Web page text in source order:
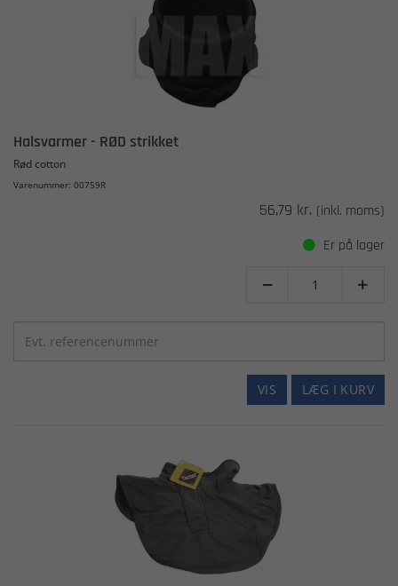
Halsvarmer - RØD strikket
Rød cotton
Varenummer: 00759R
56,79 kr. (inkl. moms)
Er på lager
 
LÆG I KURV
VIS